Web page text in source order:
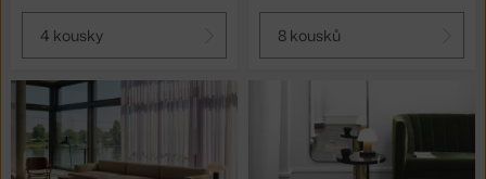
4 kousky 8 kousků